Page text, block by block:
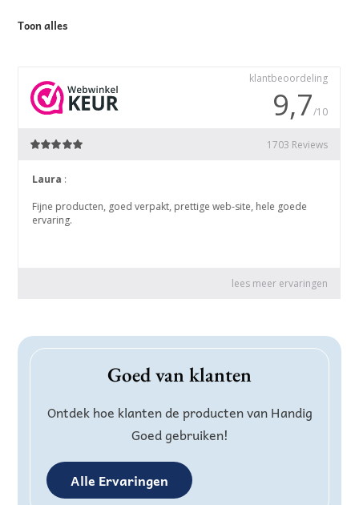
Toon alles
Goed van klanten
Ontdek hoe klanten de producten van Handig
Goed gebruiken!
Alle Ervaringen